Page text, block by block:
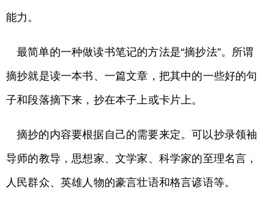
能力。
最简单的一种做读书笔记的方法是“摘抄法”。所谓
摘抄就是读一本书、一篇文章，把其中的一些好的句
子和段落摘下来，抄在本子上或卡片上。
摘抄的内容要根据自己的需要来定。可以抄录领袖
导师的教导，思想家、文学家、科学家的至理名言，
人民群众、英雄人物的豪言壮语和格言谚语等。